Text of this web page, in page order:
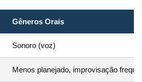
Gêneros Orais
Sonoro (voz)
Menos planejado, improvisação